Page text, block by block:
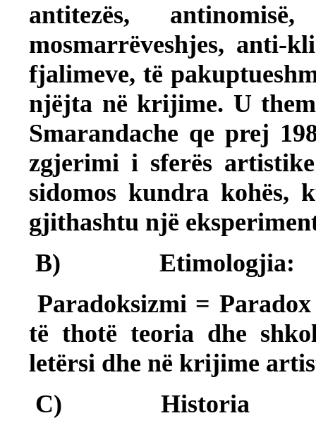
antitezës,
mosmarrëveshjes, anti-
fjalimeve, të
njëjta në krijime. U
Smarandache qe prej
zgjerimi i sferës
sidomos kundra
gjithashtu një
B)
Etimologjia:
Paradoksizmi =
të thotë teoria dhe
letërsi dhe në krijime
C)
Historia